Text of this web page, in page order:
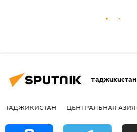
Таджикистан
ТАДЖИКИСТАН ЦЕНТРАЛЬНАЯ АЗИЯ